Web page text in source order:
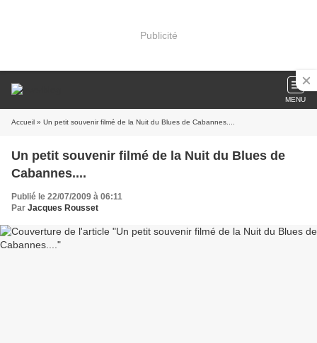
Publicité
MENU
Accueil » Un petit souvenir filmé de la Nuit du Blues de Cabannes....
Un petit souvenir filmé de la Nuit du Blues de
Cabannes....
Publié le 22/07/2009 à 06:11
Par Jacques Rousset